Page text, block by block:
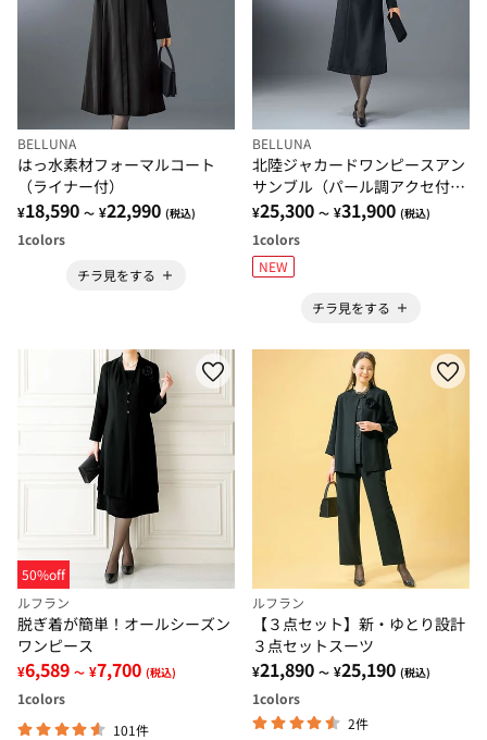
BELLUNA
はっ水素材フォーマルコート
（ライナー付）
¥18,590 ～ ¥22,990 (税込)
1colors
チラ見をする
BELLUNA
北陸ジャカードワンピースアン
サンブル（パール調アクセ付
き）
¥25,300 ～ ¥31,900 (税込)
1colors
NEW
チラ見をする
50%off
ルフラン
脱ぎ着が簡単！オールシーズン
ワンピース
¥6,589 ～ ¥7,700 (税込)
1colors
101件
ルフラン
【３点セット】新・ゆとり設計
３点セットスーツ
¥21,890 ～ ¥25,190 (税込)
1colors
2件